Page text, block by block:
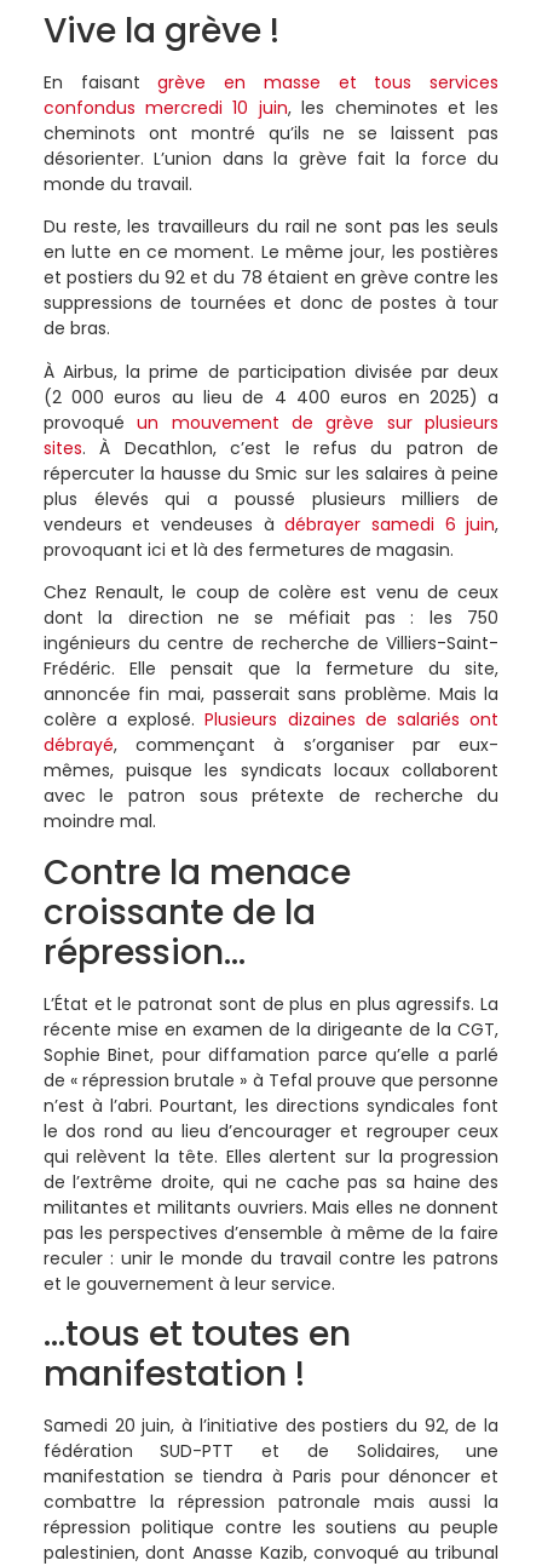
Vive la grève !
En faisantgrève en masse et tous services
confondus mercredi 10 juin, les cheminotes et les
cheminots ont montré qu’ils ne se laissent pas
désorienter. L’union dans la grève fait la force du
monde du travail.
Du reste, les travailleurs du rail ne sont pas les seuls
en lutte en ce moment. Le même jour, les postières
et postiers du 92 et du 78 étaient en grève contre les
suppressions de tournées et donc de postes à tour
de bras.
À Airbus, la prime de participation divisée par deux
(2 000 euros au lieu de 4 400 euros en 2025) a
provoquéun mouvement de grève sur plusieurs
sites. À Decathlon, c’est le refus du patron de
répercuter la hausse du Smic sur les salaires à peine
plus élevés qui a poussé plusieurs milliers de
vendeurs et vendeuses àdébrayer samedi 6 juin,
provoquant ici et là des fermetures de magasin.
Chez Renault, le coup de colère est venu de ceux
dont la direction ne se méfiait pas : les 750
ingénieurs du centre de recherche de Villiers-Saint-
Frédéric. Elle pensait que la fermeture du site,
annoncée fin mai, passerait sans problème. Mais la
colère a explosé. Plusieurs dizaines de salariés ont
débrayé, commençant à s’organiser par eux-
mêmes, puisque les syndicats locaux collaborent
avec le patron sous prétexte de recherche du
moindre mal.
Contre la menace
croissante de la
répression…
L’État et le patronat sont de plus en plus agressifs. La
récente mise en examen de la dirigeante de la CGT,
Sophie Binet, pour diffamation parce qu’elle a parlé
de « répression brutale » à Tefal prouve que personne
n’est à l’abri. Pourtant, les directions syndicales font
le dos rond au lieu d’encourager et regrouper ceux
qui relèvent la tête. Elles alertent sur la progression
de l’extrême droite, qui ne cache pas sa haine des
militantes et militants ouvriers. Mais elles ne donnent
pas les perspectives d’ensemble à même de la faire
reculer : unir le monde du travail contre les patrons
et le gouvernement à leur service.
…tous et toutes en
manifestation !
Samedi 20 juin, à l’initiative des postiers du 92, de la
fédération SUD-PTT et de Solidaires, une
manifestation se tiendra à Paris pour dénoncer et
combattre la répression patronale mais aussi la
répression politique contre les soutiens au peuple
palestinien, dont Anasse Kazib, convoqué au tribunal